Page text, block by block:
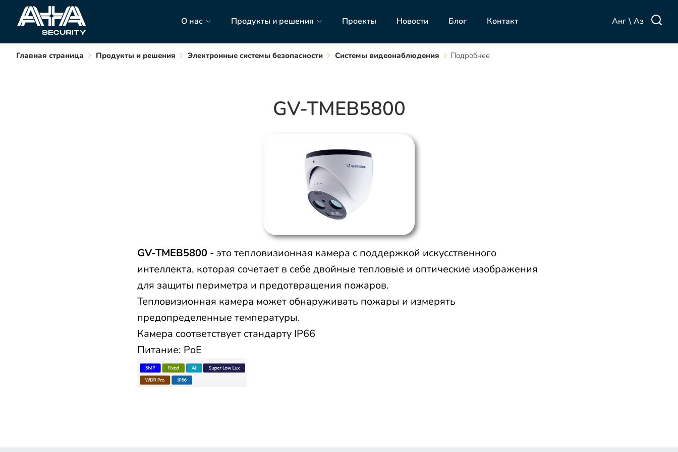
О нас Продукты и решения Проекты Новости Блог Контакт Анг \ Аз
Главная страница Продукты и решения Электронные системы безопасности Системы видеонаблюдения Подробнее
GV-TMEB5800
GV-TMEB5800 - это тепловизионная камера с поддержкой искусственного
интеллекта, которая сочетает в себе двойные тепловые и оптические изображения
для защиты периметра и предотвращения пожаров.
Тепловизионная камера может обнаруживать пожары и измерять
предопределенные температуры.
Камера соответствует стандарту IP66
Питание: PoE